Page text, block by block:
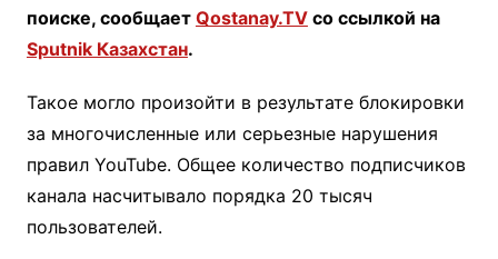
поиске, сообщает Qostanay.TVсо ссылкой на
Sputnik Казахстан.
Такое могло произойти в результате блокировки
за многочисленные или серьезные нарушения
правил YouTube. Общее количество подписчиков
канала насчитывало порядка 20 тысяч
пользователей.